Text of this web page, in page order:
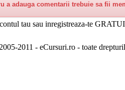
a adauga comentarii trebuie sa fii
tau sau inregistreaza-te
2011 - eCursuri.ro - toate